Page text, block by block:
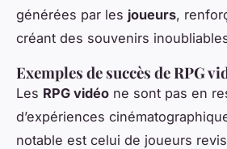
générées par les joueurs,
créant des souvenirs
Exemples de succès de RPG
Les RPG vidéo ne sont pas en
d’expériences
notable est celui de joueurs